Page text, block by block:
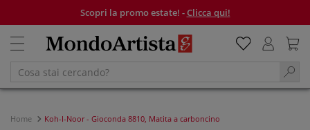
Scopri la promo estate! -Clicca qui!
Home Koh-I-Noor - Gioconda 8810, Matita a carboncino